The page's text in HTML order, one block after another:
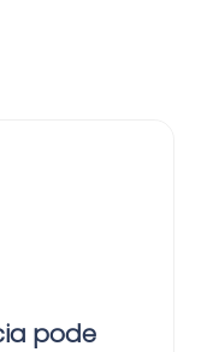
pode